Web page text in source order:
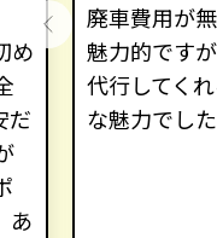
め
だ
あ
廃車費用が
魅力的です
代行してく
な魅力でした